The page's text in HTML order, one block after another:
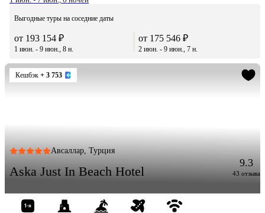
Выгодные туры на соседние даты
от 193 154 ₽
1 июн. - 9 июн., 8 н.
от 175 546 ₽
2 июн. - 9 июн., 7 н.
Кешбэк + 3 753
Авсаллар, Турция
Aska Just In Beach Hotel
9.3
43 отзыва